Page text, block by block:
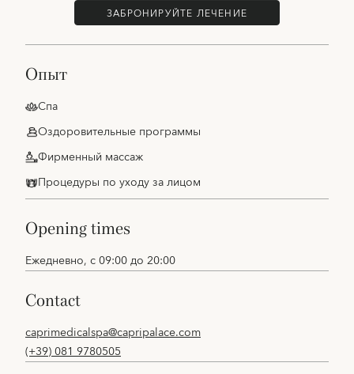
ЗАБРОНИРУЙТЕ ЛЕЧЕНИЕ
опыт
Спа
Оздоровительные программы
Фирменный массаж
Процедуры по уходу за лицом
opening times
Ежедневно, с 09:00 до 20:00
contact
caprimedicalspa@capripalace.com
(+39) 081 9780505